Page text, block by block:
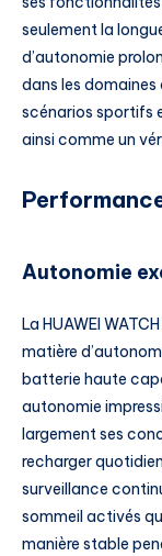
seulement la
d’autonomie
dans les domaines
scénarios sportifs
ainsi comme un
Autonomie
La HUAWEI
matière
batterie haute
autonomie
largement ses
recharger
surveillance
sommeil activés
manière stable